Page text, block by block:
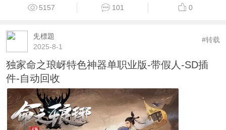
5157 101 0
兂標題
2025-8-1
#转载
独家命之琅岈特色神器单职业版-带假人-SD插
件-自动回收